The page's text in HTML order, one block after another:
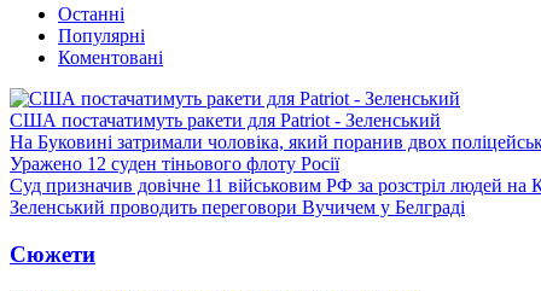
Останні
Популярні
Коментовані
США постачатимуть ракети для Patriot - Зеленський
На Буковині затримали чоловіка, який поранив двох
Уражено 12 суден тіньового флоту Росії
Суд призначив довічне 11 військовим РФ за розстріл людей на
Зеленський проводить переговори Вучичем у Белграді
Сюжети